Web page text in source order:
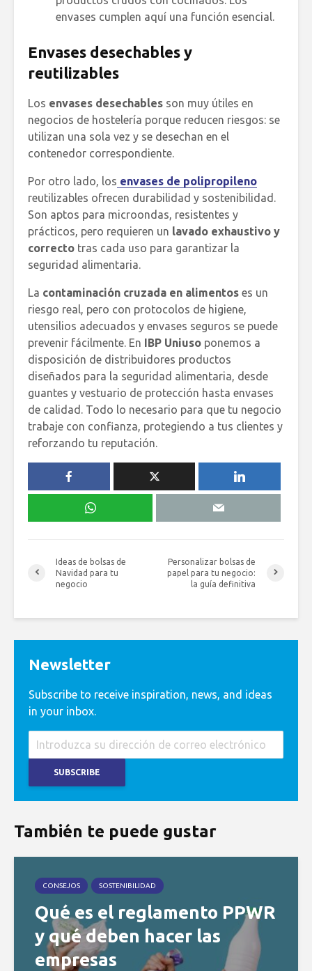
envases cumplen aquí una función esencial.
Envases desechables y
reutilizables
Los envases desechables son muy útiles en
negocios de hostelería porque reducen riesgos: se
utilizan una sola vez y se desechan en el
contenedor correspondiente.
Por otro lado, los envases de polipropileno
reutilizables ofrecen durabilidad y sostenibilidad.
Son aptos para microondas, resistentes y
prácticos, pero requieren un lavado exhaustivo y
correcto tras cada uso para garantizar la
seguridad alimentaria.
La contaminación cruzada en alimentos es un
riesgo real, pero con protocolos de higiene,
utensilios adecuados y envases seguros se puede
prevenir fácilmente. En IBP Uniuso ponemos a
disposición de distribuidores productos
diseñados para la seguridad alimentaria, desde
guantes y vestuario de protección hasta envases
de calidad. Todo lo necesario para que tu negocio
trabaje con confianza, protegiendo a tus clientes y
reforzando tu reputación.
Ideas de bolsas de
Navidad para tu
negocio
Personalizar bolsas de
papel para tu negocio:
la guía definitiva
Newsletter
Subscribe to receive inspiration, news, and ideas
in your inbox.
También te puede gustar
CONSEJOS SOSTENIBILIDAD
Qué es el reglamento PPWR
y qué deben hacer las
empresas